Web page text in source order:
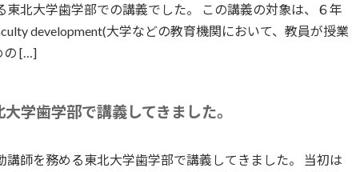
東北大学歯学部での講義でした。 この講義の対象は、６年
development(大学などの教育機関において、教員が授業
の […]
学歯学部で講義してきました。
講師を務める東北大学歯学部で講義してきました。 当初は